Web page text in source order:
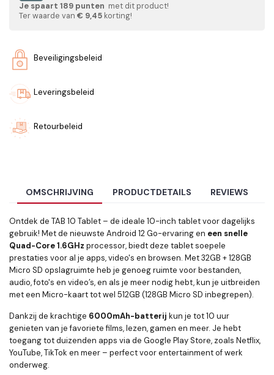
Je spaart 189 punten met dit product!
Ter waarde van € 9,45 korting!
Beveiligingsbeleid
Leveringsbeleid
Retourbeleid
OMSCHRIJVING PRODUCTDETAILS REVIEWS
Ontdek de TAB 10 Tablet – de ideale 10-inch tablet voor dagelijks
gebruik! Met de nieuwste Android 12 Go-ervaring en een snelle
Quad-Core 1.6GHz processor, biedt deze tablet soepele
prestaties voor al je apps, video's en browsen. Met 32GB + 128GB
Micro SD opslagruimte heb je genoeg ruimte voor bestanden,
audio, foto's en video’s, en als je meer nodig hebt, kun je uitbreiden
met een Micro-kaart tot wel 512GB (128GB Micro SD inbegrepen).
Dankzij de krachtige 6000mAh-batterij kun je tot 10 uur
genieten van je favoriete films, lezen, gamen en meer. Je hebt
toegang tot duizenden apps via de Google Play Store, zoals Netflix,
YouTube, TikTok en meer – perfect voor entertainment of werk
onderweg.